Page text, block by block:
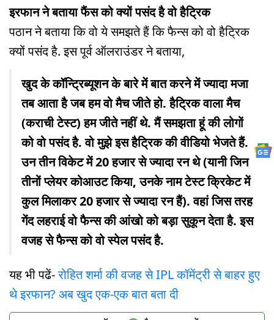
इरफान ने बताया फैंस को क्यों पसंद है वो हैट्रिक
पठान ने बताया कि वो ये समझते हैं कि फैन्स को वो हैट्रिक
क्यों पसंद है. इस पूर्व ऑलराउंडर ने बताया,
खुद के कॉन्ट्रिब्यूशन के बारे में बात करने में ज्यादा मजा
तब आता है जब हम वो मैच जीते हो. हैट्रिक वाला मैच
(कराची टेस्ट) हम जीते नहीं थे. मैं समझता हूं की लोगों
को वो पसंद है. वो मुझे इस हैट्रिक की वीडियो भेजते हैं.
उन तीन विकेट में 20 हजार से ज्यादा रन थे (यानी जिन
तीनों प्लेयर कोआउट किया, उनके नाम टेस्ट क्रिकेट में
कुल मिलाकर 20 हजार से ज्यादा रन हैं). वहां जिस तरह
गेंद लहराई वो फैन्स की आंखो को बड़ा सुकून देता है. इस
वजह से फैन्स को वो स्पेल पसंद है.
यह भी पढें-रोहित शर्मा की वजह से IPL कॉमेंट्री से बाहर हुए
थे इरफान? अब खुद एक-एक बात बता दी